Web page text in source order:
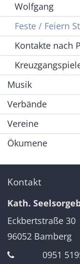
Wolfgang
Feste / Feiern
Kontakte nach
Musik
Verbände
Vereine
Ökumene
Kontakt
Kath.
Eckbertstraße 30
96052 Bamberg
0951